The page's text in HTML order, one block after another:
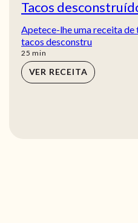
Tacos
Apetece-lhe uma receita de
tacos desconstru
25 min
min
VER RECEITA